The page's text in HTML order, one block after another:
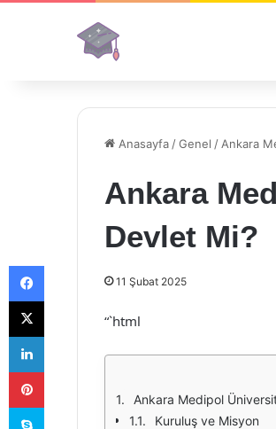
Anasayfa /Genel / Ankara
Ankara
Devlet Mi?
11 Şubat 2025
“`html
Ankara Medipol
Kuruluş ve Misyon
Facebook
X
LinkedIn
Pinterest
Skype